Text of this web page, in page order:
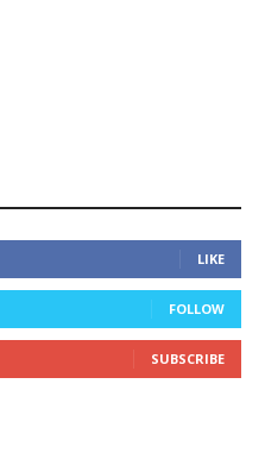
LIKE
FOLLOW
SUBSCRIBE